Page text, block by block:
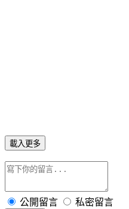
載入更多
公開留言 私密留言